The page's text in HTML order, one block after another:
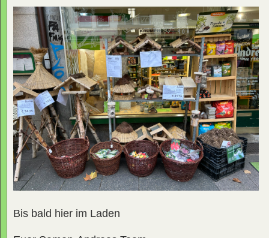
Bis bald hier im Laden